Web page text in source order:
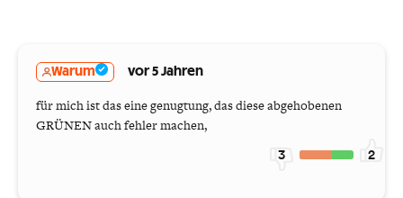
Warum vor 5 Jahren
für mich ist das eine genugtung, das diese abgehobenen
GRÜNEN auch fehler machen,
3 2